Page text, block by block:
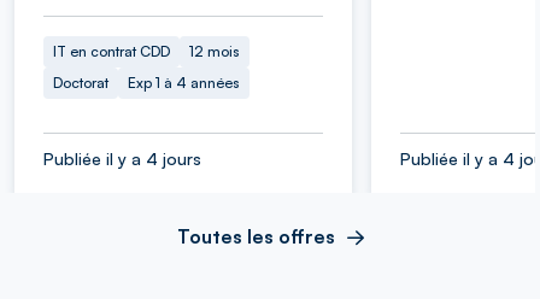
IT en contrat CDD
12 mois
Doctorat
Exp 1 à 4 années
Publiée il y a 4 jours Publiée il y a 4
Toutes les offres